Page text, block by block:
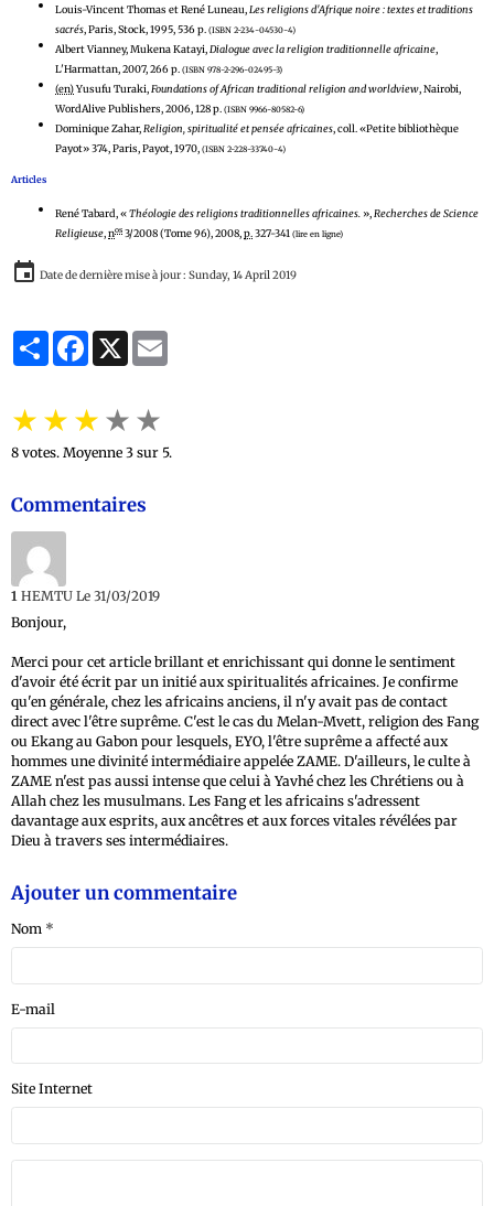
Louis-Vincent Thomas et René Luneau,Les religions d'Afrique noire : textes et traditions
sacrés, Paris, Stock, 1995, 536 p. (ISBN 2-234-04530-4)
Albert Vianney, Mukena Katayi,Dialogue avec la religion traditionnelle africaine,
L'Harmattan, 2007, 266 p. (ISBN 978-2-296-02495-3)
(en)Yusufu Turaki,Foundations of African traditional religion and worldview, Nairobi,
WordAlive Publishers, 2006, 128 p. (ISBN 9966-80582-6)
Dominique Zahar,Religion, spiritualité et pensée africaines, coll. «Petite bibliothèque
Payot» 374, Paris, Payot, 1970, (ISBN 2-228-33740-4)
Articles
René Tabard, «Théologie des religions traditionnelles africaines.»,Recherches de Science
Religieuse,nos 3/2008 (Tome 96),‎2008,p.327-341 (lire en ligne)
Date de dernière mise à jour : Sunday, 14 April 2019
PartagerFacebook
X
★★★★★
8 votes. Moyenne 3 sur 5.
Commentaires
1 HEMTU Le 31/03/2019
Bonjour,
Merci pour cet article brillant et enrichissant qui donne le sentiment
d'avoir été écrit par un initié aux spiritualités africaines. Je confirme
qu'en générale, chez les africains anciens, il n'y avait pas de contact
direct avec l'être suprême. C'est le cas du Melan-Mvett, religion des Fang
ou Ekang au Gabon pour lesquels, EYO, l'être suprême a affecté aux
hommes une divinité intermédiaire appelée ZAME. D'ailleurs, le culte à
ZAME n'est pas aussi intense que celui à Yavhé chez les Chrétiens ou à
Allah chez les musulmans. Les Fang et les africains s'adressent
davantage aux esprits, aux ancêtres et aux forces vitales révélées par
Dieu à travers ses intermédiaires.
Ajouter un commentaire
Nom
E-mail
Site Internet